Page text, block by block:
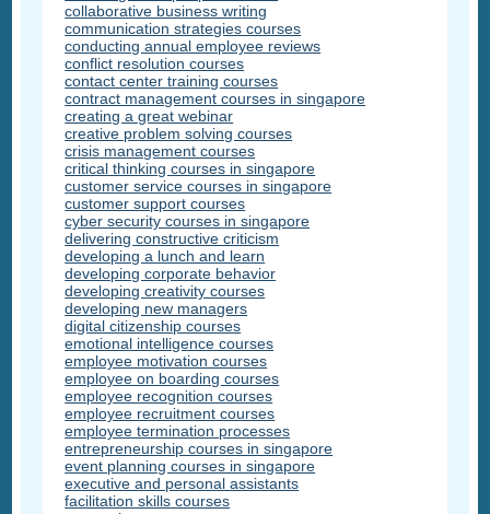
collaborative business writing
communication strategies courses
conducting annual employee reviews
conflict resolution courses
contact center training courses
contract management courses in singapore
creating a great webinar
creative problem solving courses
crisis management courses
critical thinking courses in singapore
customer service courses in singapore
customer support courses
cyber security courses in singapore
delivering constructive criticism
developing a lunch and learn
developing corporate behavior
developing creativity courses
developing new managers
digital citizenship courses
emotional intelligence courses
employee motivation courses
employee on boarding courses
employee recognition courses
employee recruitment courses
employee termination processes
entrepreneurship courses in singapore
event planning courses in singapore
executive and personal assistants
facilitation skills courses